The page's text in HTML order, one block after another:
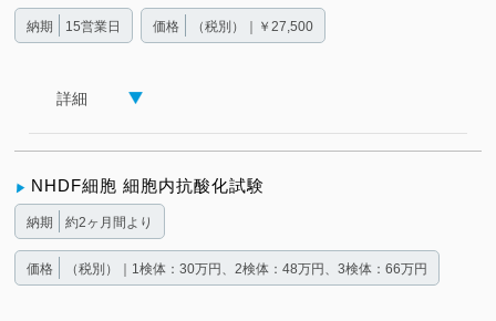
納期 15営業日 価格 （税別）｜￥27,500
詳細
NHDF細胞 細胞内抗酸化試験
納期 約2ヶ月間より
価格 （税別）｜1検体：30万円、2検体：48万円、3検体：66万円